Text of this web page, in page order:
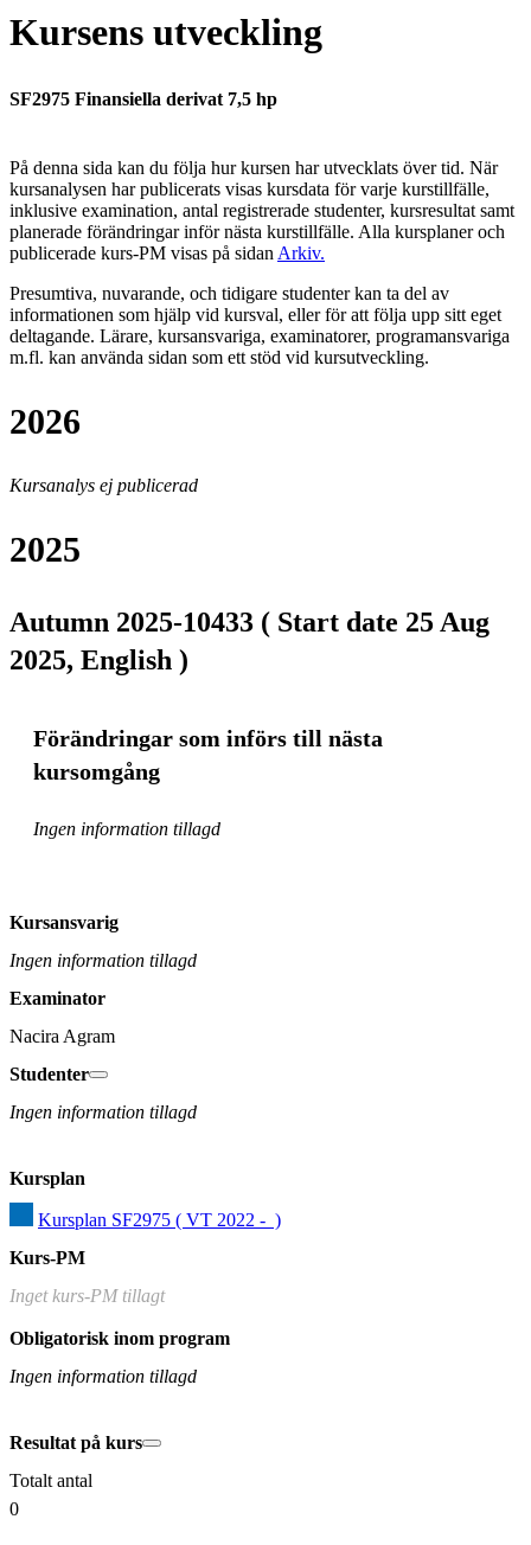
Kursens utveckling
SF2975 Finansiella derivat 7,5 hp
På denna sida kan du följa hur kursen har utvecklats över tid. När
kursanalysen har publicerats visas kursdata för varje kurstillfälle,
inklusive examination, antal registrerade studenter, kursresultat samt
planerade förändringar inför nästa kurstillfälle. Alla kursplaner och
publicerade kurs-PM visas på sidan Arkiv.
Presumtiva, nuvarande, och tidigare studenter kan ta del av
informationen som hjälp vid kursval, eller för att följa upp sitt eget
deltagande. Lärare, kursansvariga, examinatorer, programansvariga
m.fl. kan använda sidan som ett stöd vid kursutveckling.
2026
Kursanalys ej publicerad
2025
Autumn 2025-10433 ( Start date 25 Aug
2025, English )
Förändringar som införs till nästa
kursomgång
Ingen information tillagd
Kursansvarig
Ingen information tillagd
Examinator
Nacira Agram
Studenter
Ingen information tillagd
Kursplan
Kursplan SF2975 ( VT 2022 -  )
Kurs-PM
Inget kurs-PM tillagt
Obligatorisk inom program
Ingen information tillagd
Resultat på kurs
Totalt antal
0